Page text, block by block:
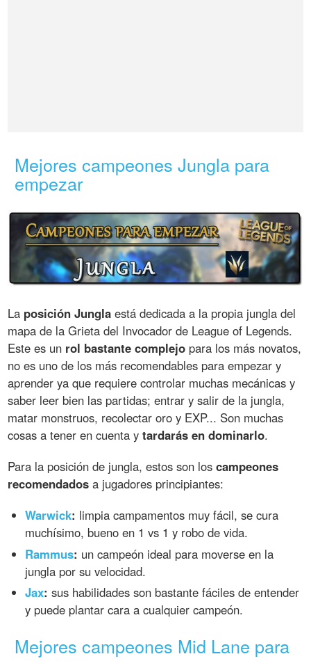
Mejores campeones Jungla para
empezar
La posición Jungla está dedicada a la propia jungla del
mapa de la Grieta del Invocador de League of Legends.
Este es un rol bastante complejo para los más novatos,
no es uno de los más recomendables para empezar y
aprender ya que requiere controlar muchas mecánicas y
saber leer bien las partidas; entrar y salir de la jungla,
matar monstruos, recolectar oro y EXP... Son muchas
cosas a tener en cuenta ytardarás en dominarlo.
Para la posición de jungla, estos son loscampeones
recomendados a jugadores principiantes:
Warwick: limpia campamentos muy fácil, se cura
muchísimo, bueno en 1 vs 1 y robo de vida.
Rammus: un campeón ideal para moverse en la
jungla por su velocidad.
Jax: sus habilidades son bastante fáciles de entender
y puede plantar cara a cualquier campeón.
Mejores campeones Mid Lane para